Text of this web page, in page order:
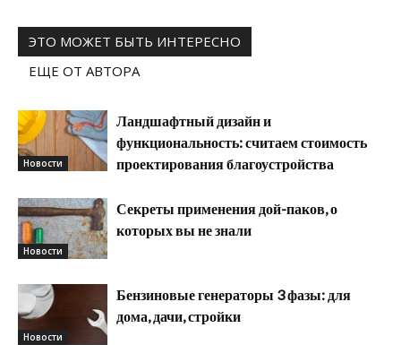
ЭТО МОЖЕТ БЫТЬ ИНТЕРЕСНО
ЕЩЕ ОТ АВТОРА
Новости
Ландшафтный дизайн и
функциональность: считаем стоимость
проектирования благоустройства
Новости
Секреты применения дой-паков, о
которых вы не знали
Новости
Бензиновые генераторы 3 фазы: для
дома, дачи, стройки